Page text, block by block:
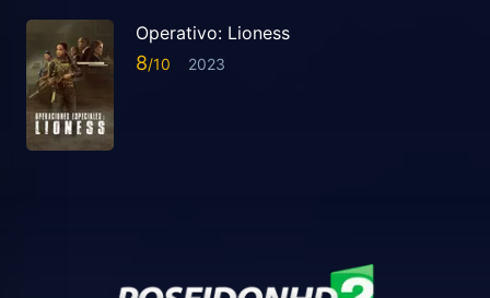
Operativo: Lioness
8 2023